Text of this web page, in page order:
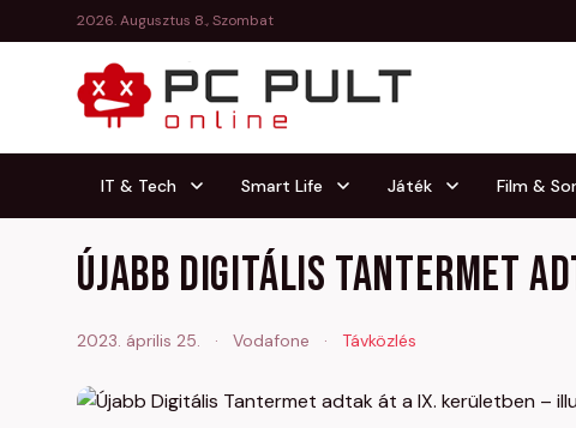
2026. Augusztus 8., Szombat
IT & Tech Smart Life Játék Film &
Újabb Digitális Tantermet
2023. április 25. · Vodafone · Távközlés